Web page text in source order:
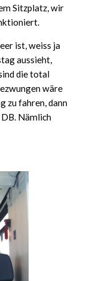
Sitzplatz, wir
ist, weiss ja
aussieht,
die total
wäre
zu fahren, dann
DB. Nämlich